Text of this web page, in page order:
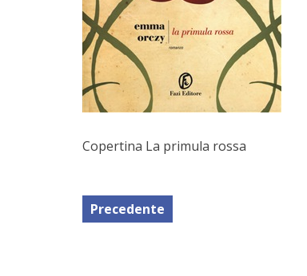
Copertina La primula rossa
Precedente